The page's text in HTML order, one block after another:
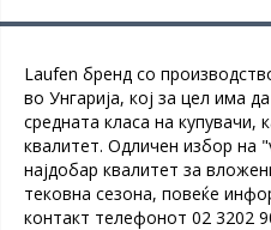
Laufen бренд со
во Унгарија, кој за цел има
средната класа на купувачи,
квалитет. Одличен избор на
најдобар квалитет за
тековна сезона, повеќе
контакт телефонот 02 3202